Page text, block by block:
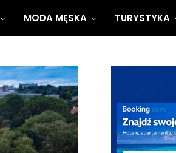
MODA MĘSKA TURYSTYKA